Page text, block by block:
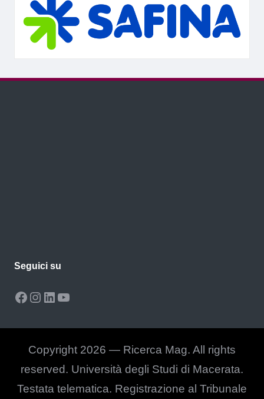
Seguici su
Facebook
Instagram
LinkedIn
YouTube
Copyright 2026 — Ricerca Mag. All rights
reserved. Università degli Studi di Macerata.
Testata telematica. Registrazione al Tribunale